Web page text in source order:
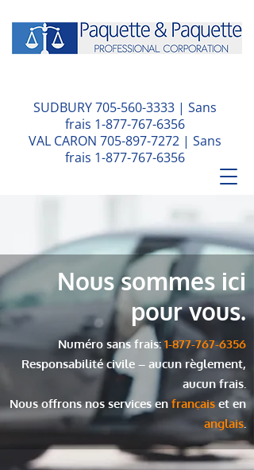
SUDBURY705-560-3333 | Sans
frais 1-877-767-6356
VAL CARON 705-897-7272 | Sans
frais 1-877-767-6356
Nous sommes ici
pour vous.
Numéro sans frais:1-877-767-6356
Responsabilité civile – aucun règlement,
aucun frais.
Nous offrons nos services enfrançais et en
anglais.